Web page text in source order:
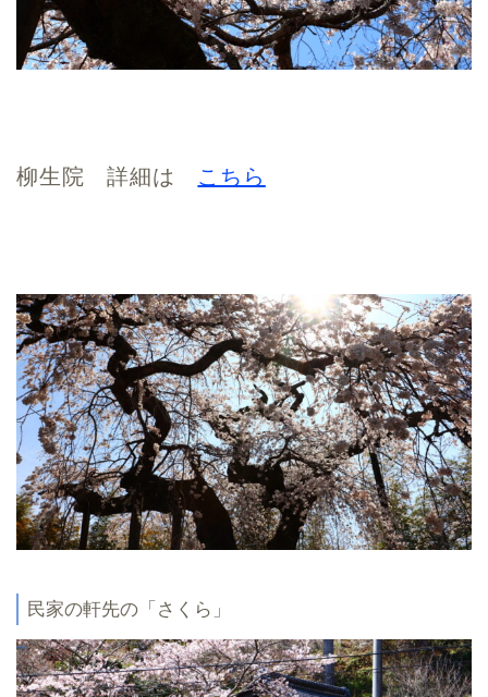
柳生院 詳細は こちら
民家の軒先の「さくら」